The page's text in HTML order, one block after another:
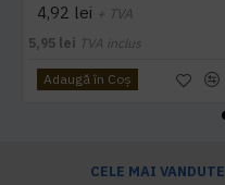
4,92 lei + TVA
5,95 lei TVA inclus
Adaugă în Coş
CELE MAI VANDUTE